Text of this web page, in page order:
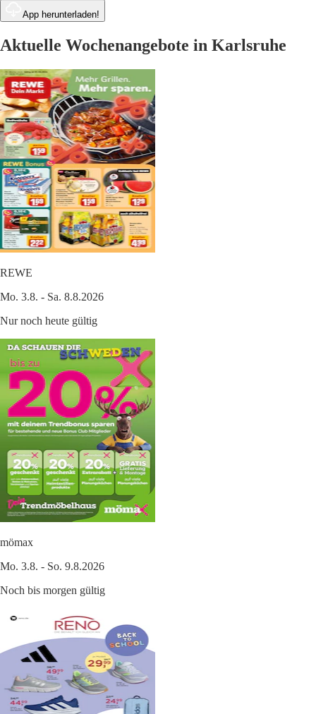
App herunterladen!
Aktuelle Wochenangebote in Karlsruhe
REWE
Mo. 3.8. - Sa. 8.8.2026
Nur noch heute gültig
mömax
Mo. 3.8. - So. 9.8.2026
Noch bis morgen gültig